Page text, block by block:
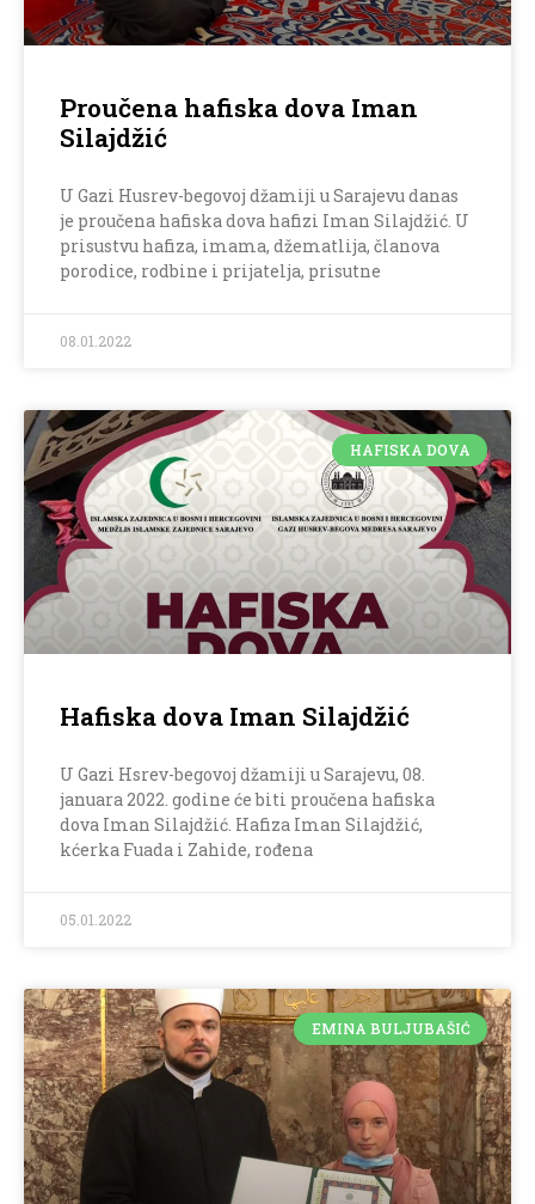
Proučena hafiska dova Iman
Silajdžić
U Gazi Husrev-begovoj džamiji u Sarajevu danas
je proučena hafiska dova hafizi Iman Silajdžić. U
prisustvu hafiza, imama, džematlija, članova
porodice, rodbine i prijatelja, prisutne
08.01.2022
HAFISKA DOVA
Hafiska dova Iman Silajdžić
U Gazi Hsrev-begovoj džamiji u Sarajevu, 08.
januara 2022. godine će biti proučena hafiska
dova Iman Silajdžić. Hafiza Iman Silajdžić,
kćerka Fuada i Zahide, rođena
05.01.2022
EMINA BULJUBAŠIĆ